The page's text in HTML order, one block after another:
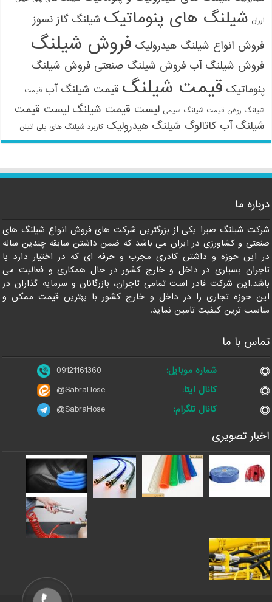
ارزان شیلنگ های پنوماتیک شیلنگ گاز نسوز
فروش انواع شیلنگ هیدرولیک فروش شیلنگ
فروش شیلنگ آب فروش شیلنگ صنعتی فروش شیلنگ
پنوماتیک قیمت شیلنگ قیمت شیلنگ آب قیمت
شیلنگ روغن قیمت شیلنگ سیمی لیست قیمت شیلنگ لیست قیمت
شیلنگ آب کاتالوگ شیلنگ هیدرولیک کاربرد شیلنگ های پلی اتیلن
درباره ما
شرکت شیلنگ صبرا یکی از بزرگترین شرکت های فروش انواع شیلنگ های
صنعتی و کشاورزی در ایران می باشد که ضمن داشتن سابقه چندین ساله
در این حوزه و داشتن کادری مجرب و حرفه ای که در اختیار دارد با
تاجران بسیاری در داخل و خارج کشور در حال همکاری و فعالیت می
باشد.این شرکت قادر است تمامی تاجران، بازرگانان و سرمایه گذاران در
این حوزه تجاری را در داخل و خارج کشور با بهترین قیمت ممکن و
مناسب ترین کیفیت تامین نماید.
تماس با ما
شماره موبایل:
09121161360
کانال ایتا:
@SabraHose
کانال تلگرام:
@SabraHose
اخبار تصویری
09121161360